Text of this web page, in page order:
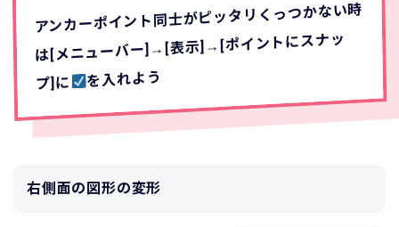
アンカーポイント同士がピッタリくっつかない時
は[メニューバー]→[表示]→[ポイントにスナッ
プ]に を入れよう
右側面の図形の変形